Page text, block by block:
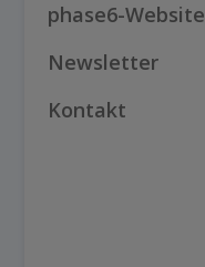
phase6-Website
Newsletter
Kontakt